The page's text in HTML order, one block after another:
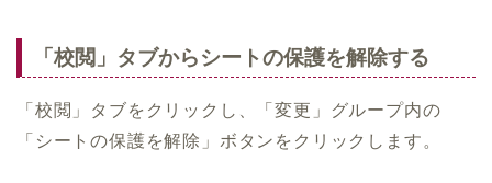
「校閲」タブからシートの保護を解除する
「校閲」タブをクリックし、「変更」グループ内の
「シートの保護を解除」ボタンをクリックします。